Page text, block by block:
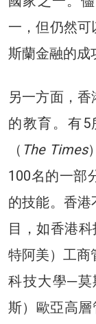
一，但仍然
斯蘭金融的成
另一方面，
的教育。有5
（ The Times
100名的一部
的技能。香
目，如香港
特阿美）工商
科技大學─莫
斯）歐亞高層